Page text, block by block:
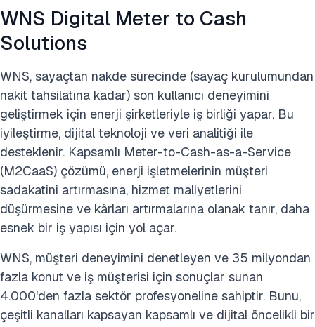
WNS Digital Meter to Cash
Solutions
WNS, sayaçtan nakde sürecinde (sayaç kurulumundan
nakit tahsilatına kadar) son kullanıcı deneyimini
geliştirmek için enerji şirketleriyle iş birliği yapar. Bu
iyileştirme, dijital teknoloji ve veri analitiği ile
desteklenir. Kapsamlı Meter-to-Cash-as-a-Service
(M2CaaS) çözümü, enerji işletmelerinin müşteri
sadakatini artırmasına, hizmet maliyetlerini
düşürmesine ve kârları artırmalarına olanak tanır, daha
esnek bir iş yapısı için yol açar.
WNS, müşteri deneyimini denetleyen ve 35 milyondan
fazla konut ve iş müşterisi için sonuçlar sunan
4.000'den fazla sektör profesyoneline sahiptir. Bunu,
çeşitli kanalları kapsayan kapsamlı ve dijital öncelikli bir